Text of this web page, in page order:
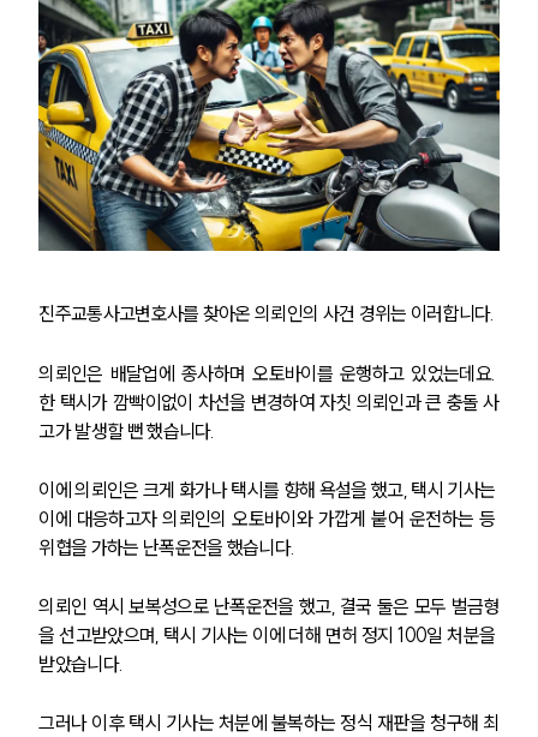
진주교통사고변호사를 찾아온 의뢰인의 사건 경위는 이러합니다.
의뢰인은 배달업에 종사하며 오토바이를 운행하고 있었는데요.
한 택시가 깜빡이없이 차선을 변경하여 자칫 의뢰인과 큰 충돌 사
고가 발생할 뻔 했습니다.
이에 의뢰인은 크게 화가나 택시를 향해 욕설을 했고, 택시 기사는
이에 대응하고자 의뢰인의 오토바이와 가깝게 붙어 운전하는 등
위협을 가하는 난폭운전을 했습니다.
의뢰인 역시 보복성으로 난폭운전을 했고, 결국 둘은 모두 벌금형
을 선고받았으며, 택시 기사는 이에 더해 면허 정지 100일 처분을
받았습니다.
그러나 이후 택시 기사는 처분에 불복하는 정식 재판을 청구해 최